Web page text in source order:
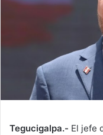
Tegucigalpa.- El jefe